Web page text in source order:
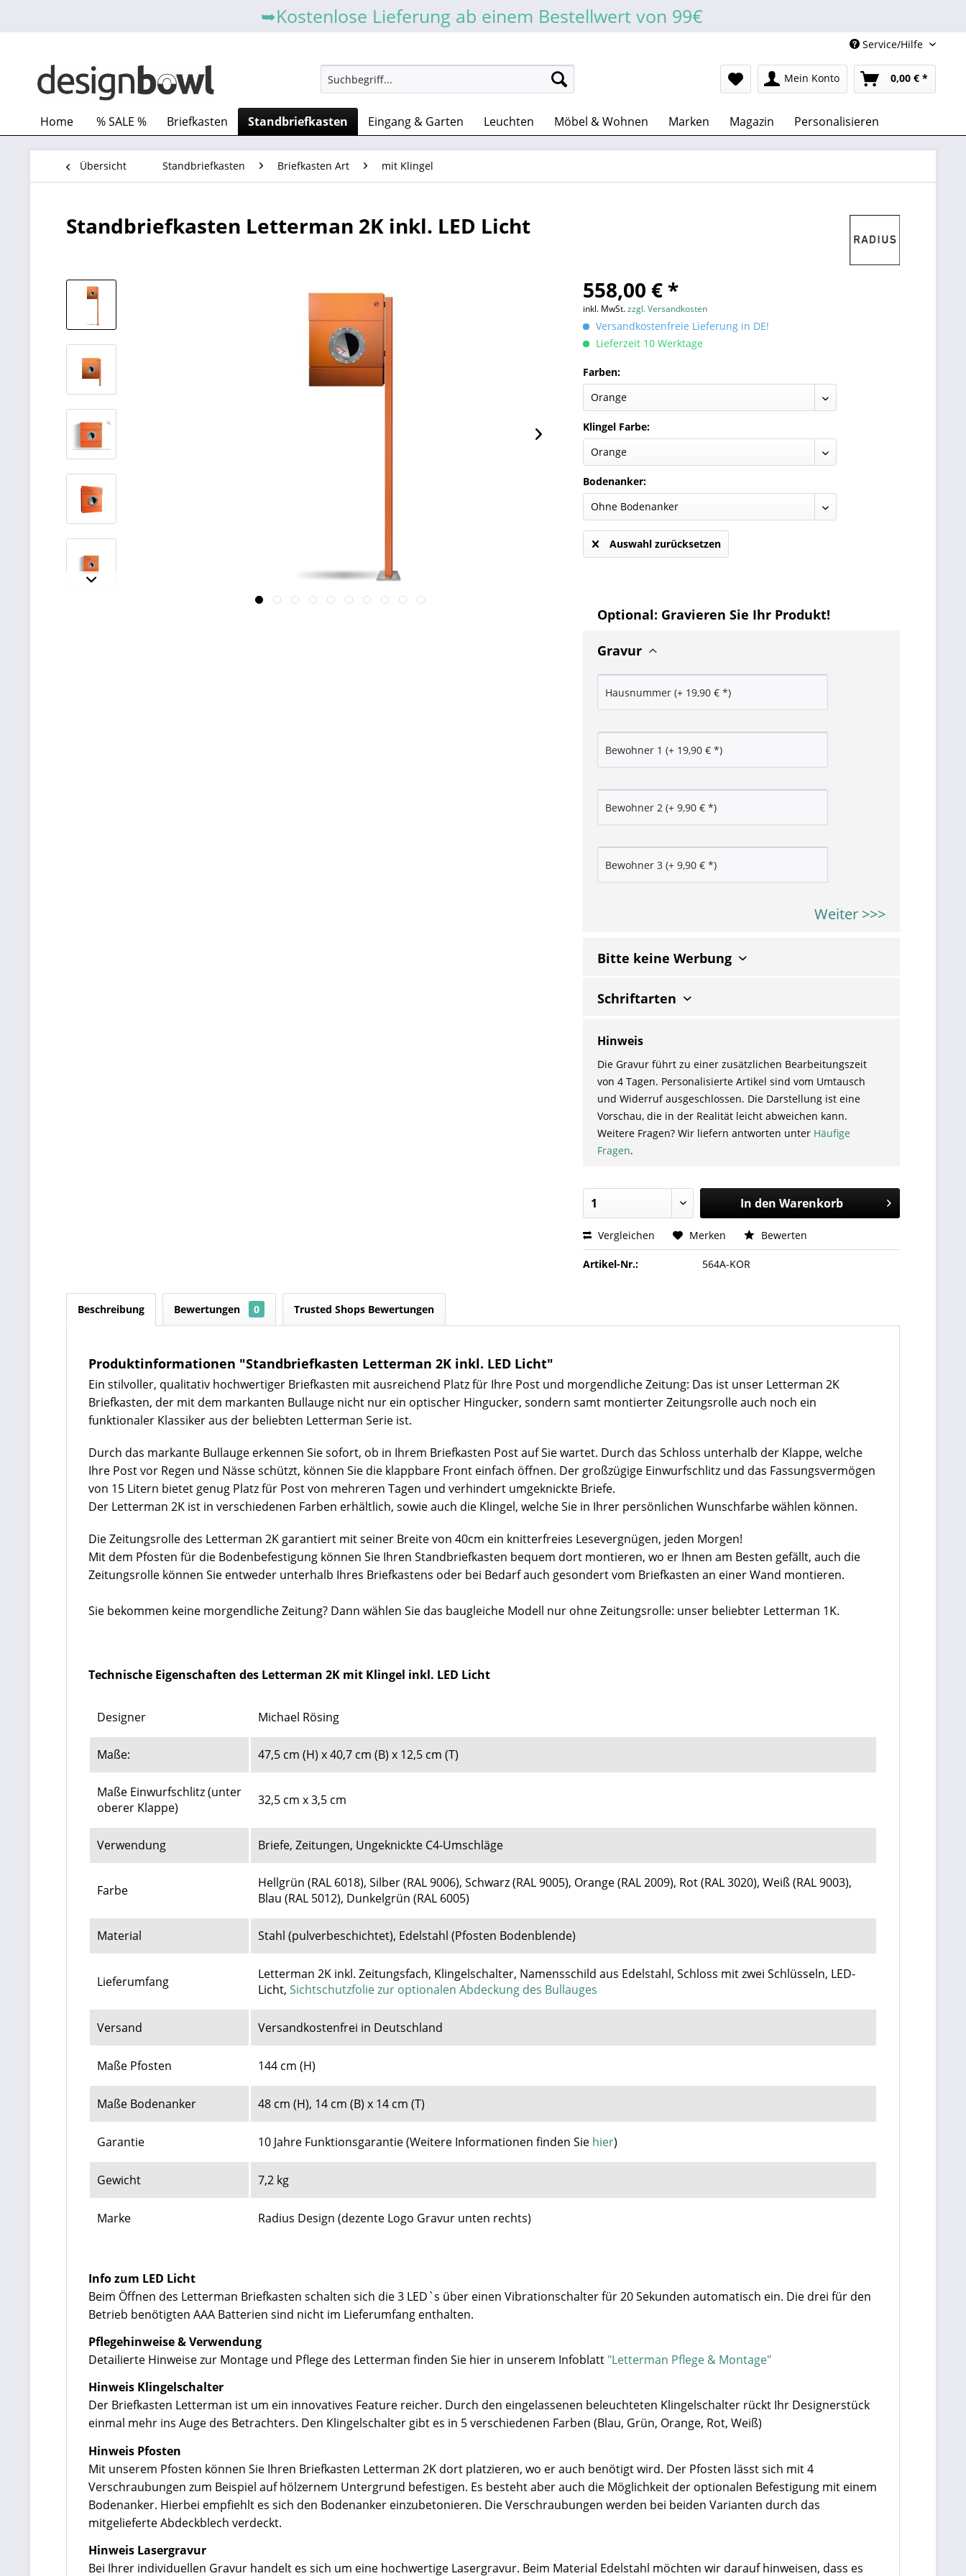
➥Kostenlose Lieferung ab einem Bestellwert von 99€
Service/Hilfe
Mein Konto 0,00 € *
Home % SALE % Briefkasten Standbriefkasten Eingang & Garten Leuchten Möbel & Wohnen Marken Magazin Personalisieren
Übersicht Standbriefkasten Briefkasten Art mit Klingel
Standbriefkasten Letterman 2K inkl. LED Licht
558,00 € *
inkl. MwSt.zzgl. Versandkosten
Versandkostenfreie Lieferung in DE!
Lieferzeit 10 Werktage
Farben:
Klingel Farbe:
Bodenanker:
Auswahl zurücksetzen
Optional: Gravieren Sie Ihr Produkt!
Gravur
Weiter >>>
Bitte keine Werbung
Schriftarten
Hinweis
Die Gravur führt zu einer zusätzlichen Bearbeitungszeit
von 4 Tagen. Personalisierte Artikel sind vom Umtausch
und Widerruf ausgeschlossen. Die Darstellung ist eine
Vorschau, die in der Realität leicht abweichen kann.
Weitere Fragen? Wir liefern antworten unter Häufige
Fragen.
In den Warenkorb
Vergleichen Merken Bewerten
Artikel-Nr.: 564A-KOR
Beschreibung Bewertungen 0 Trusted Shops Bewertungen
Produktinformationen "Standbriefkasten Letterman 2K inkl. LED Licht"
Ein stilvoller, qualitativ hochwertiger Briefkasten mit ausreichend Platz für Ihre Post und morgendliche Zeitung: Das ist unser Letterman 2K
Briefkasten, der mit dem markanten Bullauge nicht nur ein optischer Hingucker, sondern samt montierter Zeitungsrolle auch noch ein
funktionaler Klassiker aus der beliebten Letterman Serie ist.
Durch das markante Bullauge erkennen Sie sofort, ob in Ihrem Briefkasten Post auf Sie wartet. Durch das Schloss unterhalb der Klappe, welche
Ihre Post vor Regen und Nässe schützt, können Sie die klappbare Front einfach öffnen. Der großzügige Einwurfschlitz und das Fassungsvermögen
von 15 Litern bietet genug Platz für Post von mehreren Tagen und verhindert umgeknickte Briefe.
Der Letterman 2K ist in verschiedenen Farben erhältlich, sowie auch die Klingel, welche Sie in Ihrer persönlichen Wunschfarbe wählen können.
Die Zeitungsrolle des Letterman 2K garantiert mit seiner Breite von 40cm ein knitterfreies Lesevergnügen, jeden Morgen!
Mit dem Pfosten für die Bodenbefestigung können Sie Ihren Standbriefkasten bequem dort montieren, wo er Ihnen am Besten gefällt, auch die
Zeitungsrolle können Sie entweder unterhalb Ihres Briefkastens oder bei Bedarf auch gesondert vom Briefkasten an einer Wand montieren.
Sie bekommen keine morgendliche Zeitung? Dann wählen Sie das baugleiche Modell nur ohne Zeitungsrolle: unser beliebter Letterman 1K.
Technische Eigenschaften des Letterman 2K mit Klingel inkl. LED Licht
Designer Michael Rösing
Maße: 47,5 cm (H) x 40,7 cm (B) x 12,5 cm (T)
Maße Einwurfschlitz (unter
oberer Klappe)
32,5 cm x 3,5 cm
Verwendung Briefe, Zeitungen, Ungeknickte C4-Umschläge
Farbe
Hellgrün (RAL 6018), Silber (RAL 9006), Schwarz (RAL 9005), Orange (RAL 2009), Rot (RAL 3020), Weiß (RAL 9003),
Blau (RAL 5012), Dunkelgrün (RAL 6005)
Material Stahl (pulverbeschichtet), Edelstahl (Pfosten Bodenblende)
Lieferumfang
Letterman 2K inkl. Zeitungsfach, Klingelschalter, Namensschild aus Edelstahl, Schloss mit zwei Schlüsseln, LED-
Licht, Sichtschutzfolie zur optionalen Abdeckung des Bullauges
Versand Versandkostenfrei in Deutschland
Maße Pfosten 144 cm (H)
Maße Bodenanker 48 cm (H), 14 cm (B) x 14 cm (T)
Garantie 10 Jahre Funktionsgarantie(Weitere Informationen finden Sie hier)
Gewicht 7,2 kg
Marke Radius Design (dezente Logo Gravur unten rechts)
Info zum LED Licht
Beim Öffnen des Letterman Briefkasten schalten sich die 3 LED`s über einen Vibrationschalter für 20 Sekunden automatisch ein. Die drei für den
Betrieb benötigten AAA Batterien sind nicht im Lieferumfang enthalten.
Pflegehinweise & Verwendung
Detailierte Hinweise zur Montage und Pflege des Letterman finden Sie hier in unserem Infoblatt "Letterman Pflege & Montage"
Hinweis Klingelschalter
Der Briefkasten Letterman ist um ein innovatives Feature reicher. Durch den eingelassenen beleuchteten Klingelschalter rückt Ihr Designerstück
einmal mehr ins Auge des Betrachters. Den Klingelschalter gibt es in 5 verschiedenen Farben (Blau, Grün, Orange, Rot, Weiß)
Hinweis Pfosten
Mit unserem Pfosten können Sie Ihren Briefkasten Letterman 2K dort platzieren, wo er auch benötigt wird. Der Pfosten lässt sich mit 4
Verschraubungen zum Beispiel auf hölzernem Untergrund befestigen. Es besteht aber auch die Möglichkeit der optionalen Befestigung mit einem
Bodenanker. Hierbei empfiehlt es sich den Bodenanker einzubetonieren. Die Verschraubungen werden bei beiden Varianten durch das
mitgelieferte Abdeckblech verdeckt.
Hinweis Lasergravur
Bei Ihrer individuellen Gravur handelt es sich um eine hochwertige Lasergravur. Beim Material Edelstahl möchten wir darauf hinweisen, dass es